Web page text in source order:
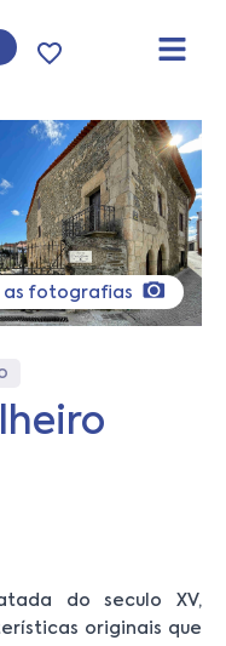
as fotografias
do seculo XV,
originais que